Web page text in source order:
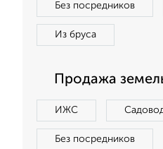
Без посредников
Из бруса
Продажа
ИЖС
Без посредников